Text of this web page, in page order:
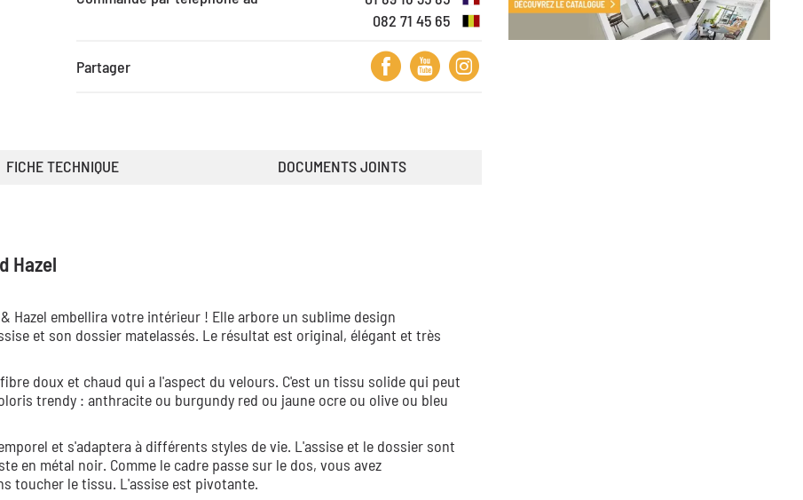
082 71 45 65
Partager
FICHE TECHNIQUE DOCUMENTS JOINTS
Hazel
Hazel embellira votre intérieur ! Elle arbore un sublime design
et son dossier matelassés. Le résultat est original, élégant et très
doux et chaud qui a l'aspect du velours. C'est un tissu solide qui peut
trendy : anthracite ou burgundy red ou jaune ocre ou olive ou bleu
et s'adaptera à différents styles de vie. L'assise et le dossier sont
en métal noir. Comme le cadre passe sur le dos, vous avez
toucher le tissu. L'assise est pivotante.